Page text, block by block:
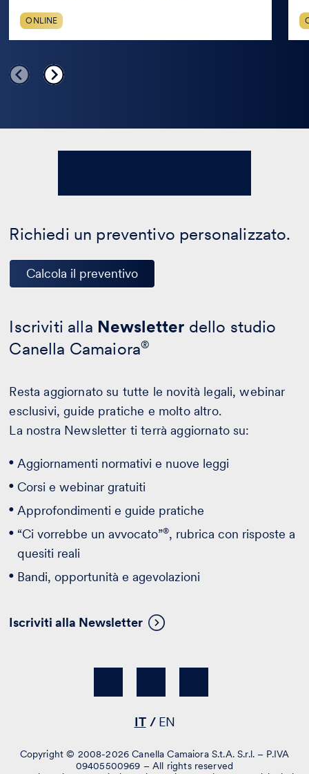
ONLINE
Richiedi un preventivo personalizzato.
Calcola il preventivo
Iscriviti alla Newsletter dello studio
Canella Camaiora®
Resta aggiornato su tutte le novità legali, webinar
esclusivi, guide pratiche e molto altro.
La nostra Newsletter ti terrà aggiornato su:
Aggiornamenti normativi e nuove leggi
Corsi e webinar gratuiti
Approfondimenti e guide pratiche
“Ci vorrebbe un avvocato”®, rubrica con risposte a
quesiti reali
Bandi, opportunità e agevolazioni
Iscriviti alla Newsletter
IT EN
Copyright © 2008-2026 Canella Camaiora S.t.A. S.r.l. – P.IVA
09405500969 – All rights reserved